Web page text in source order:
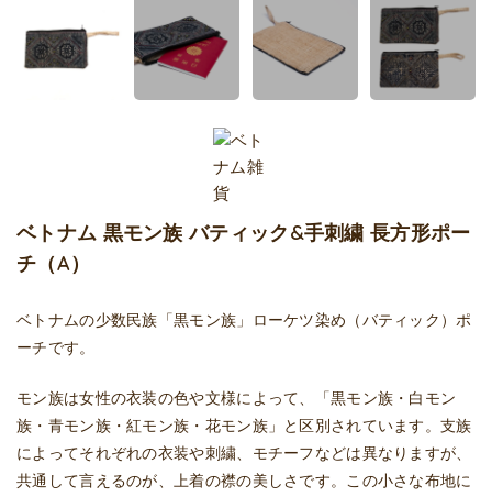
ベトナム 黒モン族 バティック&手刺繍 長方形ポー
チ（A）
ベトナムの少数民族「黒モン族」ローケツ染め（バティック）ポ
ーチです。
モン族は女性の衣装の色や文様によって、「黒モン族・白モン
族・青モン族・紅モン族・花モン族」と区別されています。支族
によってそれぞれの衣装や刺繍、モチーフなどは異なりますが、
共通して言えるのが、上着の襟の美しさです。この小さな布地に